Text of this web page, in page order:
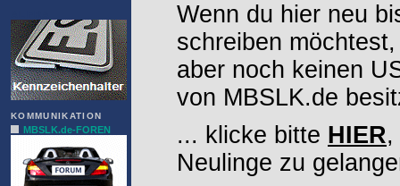
KOMMUNIKATION
MBSLK.de-FOREN
Wenn du hier neu
schreiben möchtest,
aber noch keinen
von MBSLK.de
... klicke bitte HIER,
Neulinge zu